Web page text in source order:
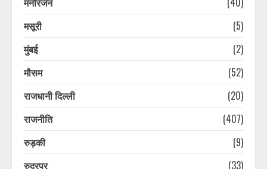
मसूरी
(5)
मुंबई
(2)
मौसम
(52)
राजधानी दिल्ली
(20)
राजनीति
(407)
रुड़की
(9)
रुद्रपुर
(33)
4
पौड़ी हाट गांव शंकराचार्य निर्मित मंदिर की
सुरक्षा पर सुनवाई, रिपोर्ट पर हाईकोर्ट ने
August 7, 2026